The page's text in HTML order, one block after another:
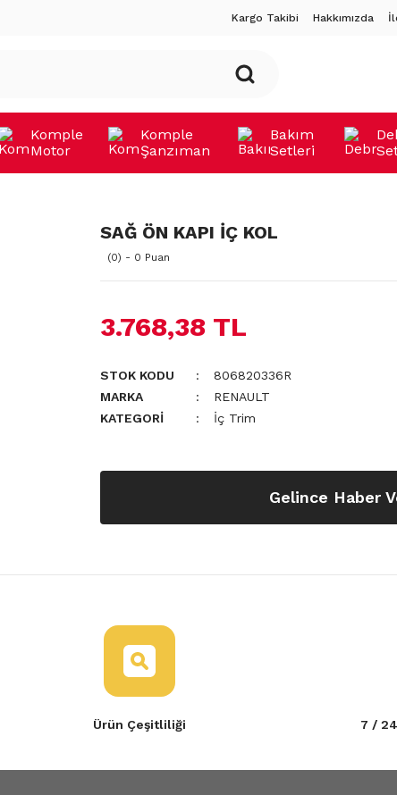
Kargo Takibi Hakkımızda
Komple
Motor
Komple
Şanzıman
Bakım
Setleri
SAĞ ÖN KAPI İÇ KOL
(0) - 0 Puan
3.768,38 TL
STOK KODU
806820336R
MARKA
RENAULT
KATEGORI
İç Trim
Gelince Haber
Ürün Çeşitliliği 7 /